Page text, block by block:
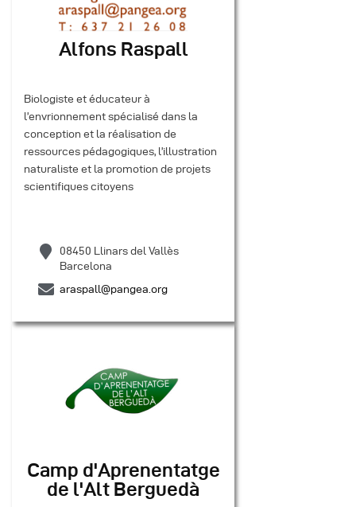
Alfons Raspall
Biologiste et éducateur à
l’envrionnement spécialisé dans la
conception et la réalisation de
ressources pédagogiques, l’illustration
naturaliste et la promotion de projets
scientifiques citoyens
08450 Llinars del Vallès
Barcelona
araspall@pangea.org
Camp d'Aprenentatge
de l'Alt Berguedà